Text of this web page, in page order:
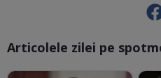
Articolele zilei pe